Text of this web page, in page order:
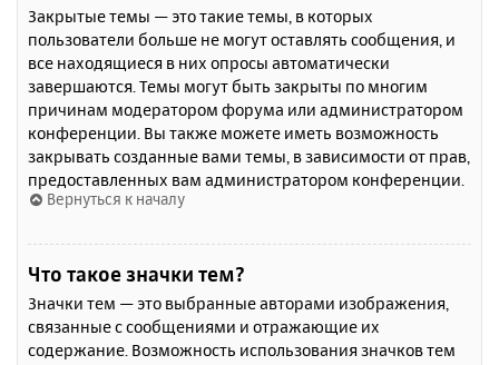
Закрытые темы — это такие темы, в которых
пользователи больше не могут оставлять сообщения, и
все находящиеся в них опросы автоматически
завершаются. Темы могут быть закрыты по многим
причинам модератором форума или администратором
конференции. Вы также можете иметь возможность
закрывать созданные вами темы, в зависимости от прав,
предоставленных вам администратором конференции.
Вернуться к началу
Что такое значки тем?
Значки тем — это выбранные авторами изображения,
связанные с сообщениями и отражающие их
содержание. Возможность использования значков тем